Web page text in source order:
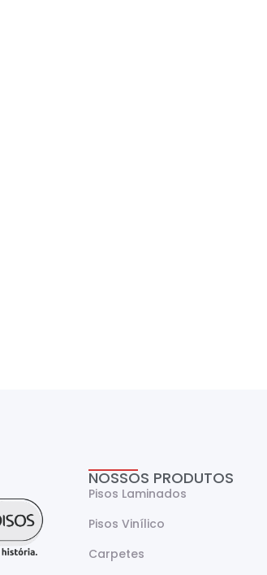
NOSSOS PRODUTOS
Pisos Laminados
Pisos Vinílico
Carpetes